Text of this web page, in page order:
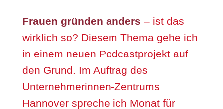
Frauen gründen anders – ist das
wirklich so? Diesem Thema gehe ich
in einem neuen Podcastprojekt auf
den Grund. Im Auftrag des
Unternehmerinnen-Zentrums
Hannover spreche ich Monat für